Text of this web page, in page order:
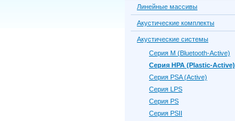
Линейные массивы
Акустические комплекты
Акустические системы
Серия M (Bluetooth-Active)
Серия HPA (Plastic-Active)
Серия PSA (Active)
Серия LPS
Серия PS
Серия PSII